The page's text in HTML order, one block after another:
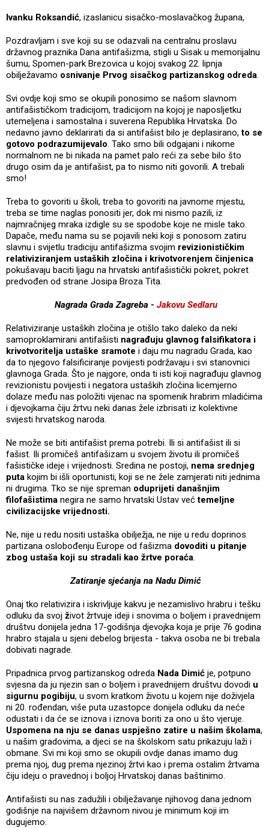
Ivanku Roksandić, izaslanicu sisačko-moslavačkog župana,
Pozdravljam i sve koji su se odazvali na centralnu proslavu
državnog praznika Dana antifašizma, stigli u Sisak u memorijalnu
šumu, Spomen-park Brezovica u kojoj svakog 22. lipnja
obilježavamo osnivanje Prvog sisačkog partizanskog odreda.
Svi ovdje koji smo se okupili ponosimo se našom slavnom
antifašističkom tradicijom, tradicijom na kojoj je naposljetku
utemeljena i samostalna i suverena Republika Hrvatska. Do
nedavno javno deklarirati da si antifašist bilo je deplasirano,to se
gotovo podrazumijevalo. Tako smo bili odgajani i nikome
normalnom ne bi nikada na pamet palo reći za sebe bilo što
drugo osim da je antifašist, pa to nismo niti govorili. A trebali
smo!
Treba to govoriti u školi, treba to govoriti na javnome mjestu,
treba se time naglas ponositi jer, dok mi nismo pazili, iz
najmračnijeg mraka izdigle su se spodobe koje ne misle tako.
Dapače, među nama su se pojavili neki koji s ponosom zatiru
slavnu i svijetlu tradiciju antifašizma svojim revizionističkim
relativiziranjem ustaških zločina i krivotvorenjem činjenica
pokušavaju baciti ljagu na hrvatski antifašistički pokret, pokret
predvođen od strane Josipa Broza Tita.
Nagrada Grada Zagreba - Jakovu Sedlaru
Relativiziranje ustaških zločina je otišlo tako daleko da neki
samoproklamirani antifašisti nagrađuju glavnog falsifikatora i
krivotvoritelja ustaške sramote i daju mu nagradu Grada, kao
da to njegovo falsificiranje povijesti podržavaju i svi stanovnici
glavnoga Grada. Što je najgore, onda ti isti koji nagrađuju glavnog
revizionistu povijesti i negatora ustaških zločina licemjerno
dolaze među nas položiti vijenac na spomenik hrabrim mladićima
i djevojkama čiju žrtvu neki danas žele izbrisati iz kolektivne
svijesti hrvatskog naroda.
Ne može se biti antifašist prema potrebi. Ili si antifašist ili si
fašist. Ili promičeš antifašizam u svojem životu ili promičeš
fašističke ideje i vrijednosti. Sredina ne postoji, nema srednjeg
puta kojim bi išli oportunisti, koji se ne žele zamjerati niti jednima
ni drugima. Tko se nije spreman oduprijeti današnjim
filofašistima negira ne samo hrvatski Ustav većtemeljne
civilizacijske vrijednosti.
Ne, nije u redu nositi ustaška obilježja, ne nije u redu doprinos
partizana oslobođenju Europe od fašizma dovoditi u pitanje
zbog ustaša koji su stradali kao žrtve poraća.
Zatiranje sjećanja na Nadu Dimić
Onaj tko relativizira i iskrivljuje kakvu je nezamislivo hrabru i tešku
odluku da svoj život žrtvuje ideji i snovima o boljem i pravednijem
društvu donijela jedna 17-godišnja djevojka koja je prije 76 godina
hrabro stajala u sjeni debelog brijesta - takva osoba ne bi trebala
dobivati nagrade.
Pripadnica prvog partizanskog odreda Nada Dimić je, potpuno
svjesna da ju njezin san o boljem i pravednijem društvu dovodi u
sigurnu pogibiju, u svom kratkom životu u kojem nije doživjela
ni 20. rođendan, više puta uzastopce donijela odluku da neće
odustati i da će se iznova i iznova boriti za ono u što vjeruje.
Uspomena na nju se danas uspješno zatire u našim školama,
u našim gradovima, a djeci se na školskom satu prikazuju laži i
obmane. Svi mi koji smo se okupili ovdje danas imamo dug
prema njoj, dug prema njezinoj žrtvi kao i prema ostalim žrtvama
čiju ideju o pravednoj i boljoj Hrvatskoj danas baštinimo.
Antifašisti su nas zadužili i obilježavanje njihovog dana jednom
godišnje na najvišem državnom nivou je minimum koji im
dugujemo.